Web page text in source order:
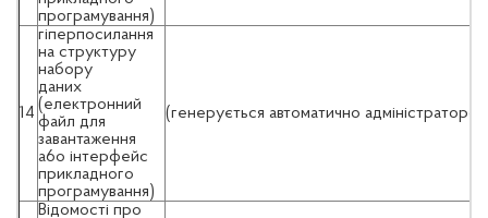
програмування)
14
гіперпосилання
на структуру
набору
даних
(електронний
файл для
завантаження
a6o інтерфейс
прикладного
програмування)
(генерується автоматично
Відомості про